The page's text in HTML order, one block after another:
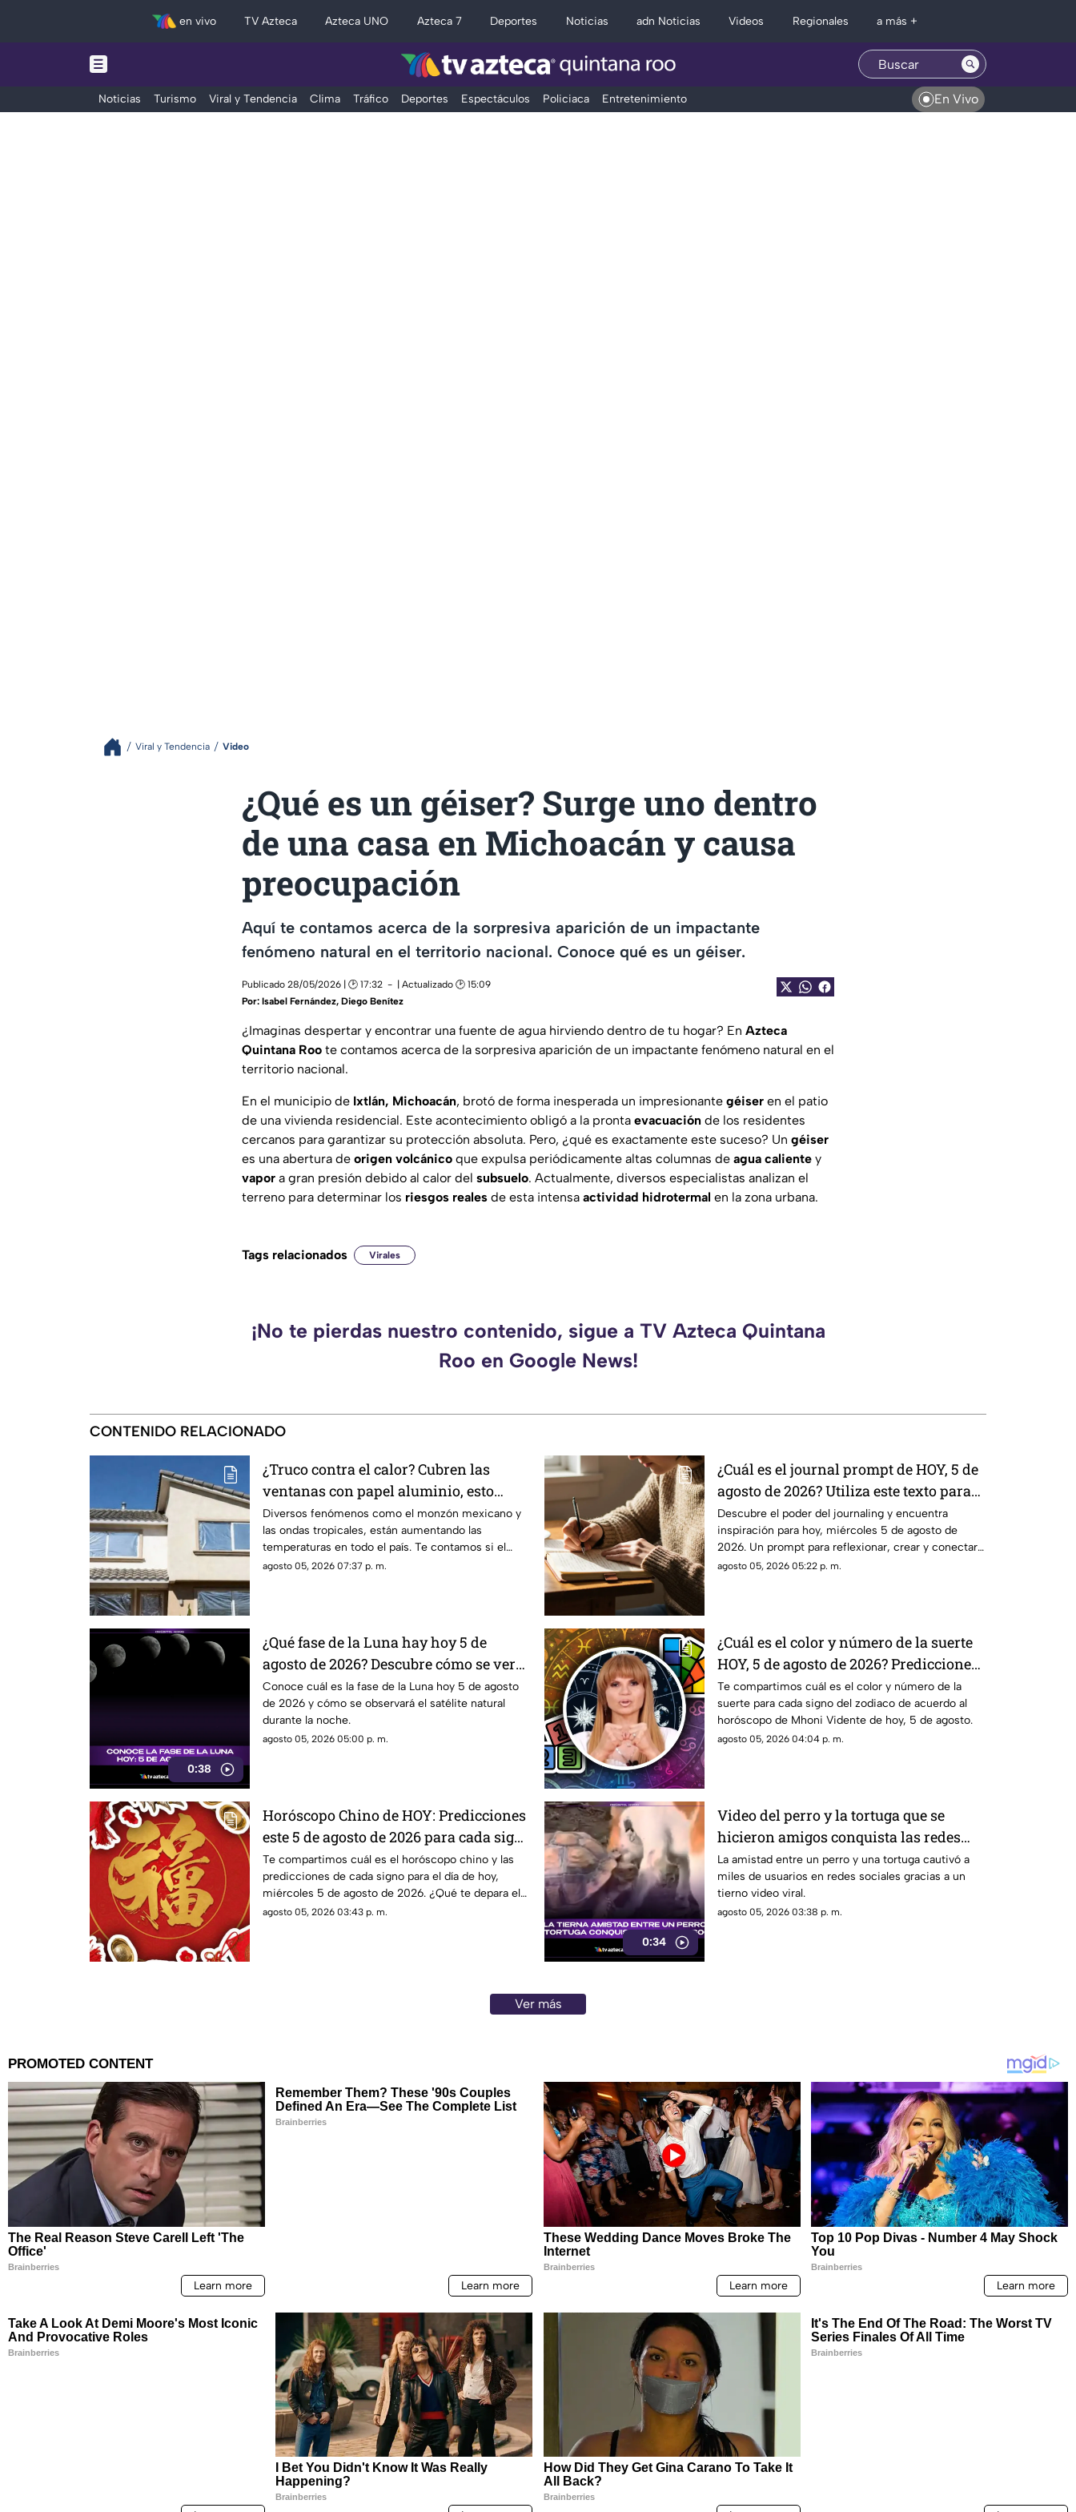
en vivo TV Azteca Azteca UNO Azteca 7 Deportes Noticias adn Noticias Videos Regionales a más +
Noticias Turismo Viral y Tendencia Clima Tráfico Deportes Espectáculos Policiaca Entretenimiento En Vivo
Viral y Tendencia Video
¿Qué es un géiser? Surge uno dentro
de una casa en Michoacán y causa
preocupación
Aquí te contamos acerca de la sorpresiva aparición de un impactante
fenómeno natural en el territorio nacional. Conoce qué es un géiser.
Publicado 28/05/2026 | 🕑 17:32
| Actualizado 🕑 15:09
Por: Isabel Fernández, Diego Benítez
¿Imaginas despertar y encontrar una fuente de agua hirviendo dentro de tu hogar? En Azteca
Quintana Roo te contamos acerca de la sorpresiva aparición de un impactante fenómeno natural en el
territorio nacional.
En el municipio de Ixtlán, Michoacán, brotó de forma inesperada un impresionante géiser en el patio
de una vivienda residencial. Este acontecimiento obligó a la pronta evacuación de los residentes
cercanos para garantizar su protección absoluta. Pero, ¿qué es exactamente este suceso? Un géiser
es una abertura de origen volcánico que expulsa periódicamente altas columnas de agua caliente y
vapor a gran presión debido al calor del subsuelo. Actualmente, diversos especialistas analizan el
terreno para determinar los riesgos reales de esta intensa actividad hidrotermal en la zona urbana.
Tags relacionados Virales
¡No te pierdas nuestro contenido, sigue a TV Azteca Quintana
Roo en Google News!
CONTENIDO RELACIONADO
¿Truco contra el calor? Cubren las
ventanas con papel aluminio, esto
explica la ciencia
Diversos fenómenos como el monzón mexicano y
las ondas tropicales, están aumentando las
temperaturas en todo el país. Te contamos si el
papel aluminio en las ventanas es un truco eficaz
agosto 05, 2026 07:37 p. m.
¿Cuál es el journal prompt de HOY, 5 de
agosto de 2026? Utiliza este texto para
escribir en tu diario y reflexionar sobre
tu día
Descubre el poder del journaling y encuentra
inspiración para hoy, miércoles 5 de agosto de
2026. Un prompt para reflexionar, crear y conectar
contigo mismo.
agosto 05, 2026 05:22 p. m.
0:38
¿Qué fase de la Luna hay hoy 5 de
agosto de 2026? Descubre cómo se verá
el satélite esta noche
Conoce cuál es la fase de la Luna hoy 5 de agosto
de 2026 y cómo se observará el satélite natural
durante la noche.
agosto 05, 2026 05:00 p. m.
¿Cuál es el color y número de la suerte
HOY, 5 de agosto de 2026? Predicciones
de Mhoni Vidente para cada signo este
miércoles
Te compartimos cuál es el color y número de la
suerte para cada signo del zodiaco de acuerdo al
horóscopo de Mhoni Vidente de hoy, 5 de agosto.
agosto 05, 2026 04:04 p. m.
Horóscopo Chino de HOY: Predicciones
este 5 de agosto de 2026 para cada signo
del zodiaco
Te compartimos cuál es el horóscopo chino y las
predicciones de cada signo para el día de hoy,
miércoles 5 de agosto de 2026. ¿Qué te depara el
destino?
agosto 05, 2026 03:43 p. m.
0:34
Video del perro y la tortuga que se
hicieron amigos conquista las redes
sociales por su ternura
La amistad entre un perro y una tortuga cautivó a
miles de usuarios en redes sociales gracias a un
tierno video viral.
agosto 05, 2026 03:38 p. m.
Ver más